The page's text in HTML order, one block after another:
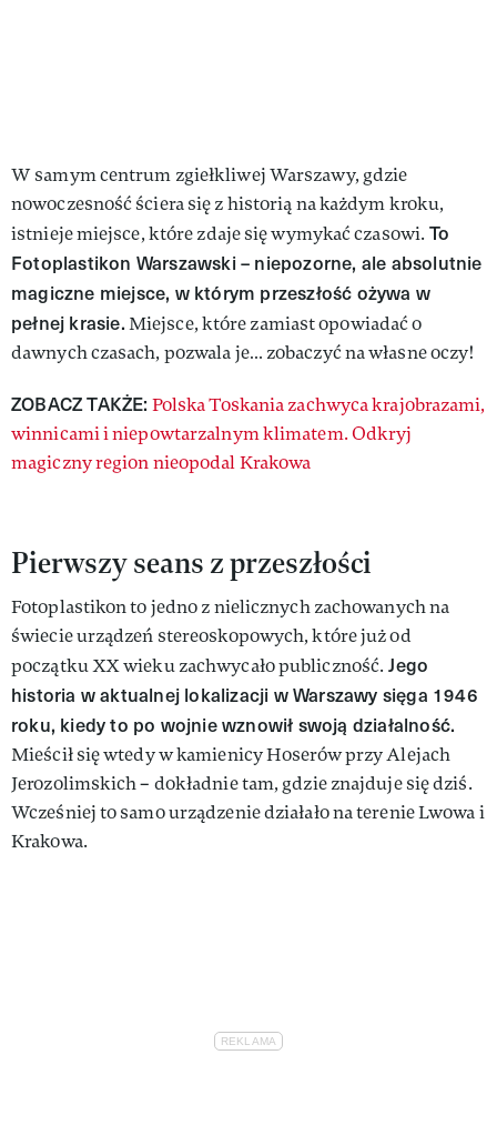
W samym centrum zgiełkliwej Warszawy, gdzie
nowoczesność ściera się z historią na każdym kroku,
istnieje miejsce, które zdaje się wymykać czasowi. To
Fotoplastikon Warszawski – niepozorne, ale absolutnie
magiczne miejsce, w którym przeszłość ożywa w
pełnej krasie.Miejsce, które zamiast opowiadać o
dawnych czasach, pozwala je… zobaczyć na własne oczy!
ZOBACZ TAKŻE: Polska Toskania zachwyca krajobrazami,
winnicami i niepowtarzalnym klimatem. Odkryj
magiczny region nieopodal Krakowa
Pierwszy seans z przeszłości
Fotoplastikon to jedno z nielicznych zachowanych na
świecie urządzeń stereoskopowych, które już od
początku XX wieku zachwycało publiczność. Jego
historia w aktualnej lokalizacji w Warszawy sięga 1946
roku, kiedy to po wojnie wznowił swoją działalność.
Mieścił się wtedy w kamienicy Hoserów przy Alejach
Jerozolimskich – dokładnie tam, gdzie znajduje się dziś.
Wcześniej to samo urządzenie działało na terenie Lwowa i
Krakowa.